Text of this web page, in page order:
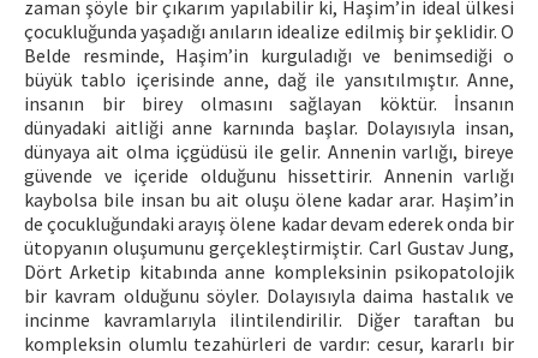
zaman şöyle bir çıkarım yapılabilir ki, Haşim’in ideal ülkesi
çocukluğunda yaşadığı anıların idealize edilmiş bir şeklidir. O
Belde resminde, Haşim’in kurguladığı ve benimsediği o
büyük tablo içerisinde anne, dağ ile yansıtılmıştır. Anne,
insanın bir birey olmasını sağlayan köktür. İnsanın
dünyadaki aitliği anne karnında başlar. Dolayısıyla insan,
dünyaya ait olma içgüdüsü ile gelir. Annenin varlığı, bireye
güvende ve içeride olduğunu hissettirir. Annenin varlığı
kaybolsa bile insan bu ait oluşu ölene kadar arar. Haşim’in
de çocukluğundaki arayış ölene kadar devam ederek onda bir
ütopyanın oluşumunu gerçekleştirmiştir. Carl Gustav Jung,
Dört Arketip kitabında anne kompleksinin psikopatolojik
bir kavram olduğunu söyler. Dolayısıyla daima hastalık ve
incinme kavramlarıyla ilintilendirilir. Diğer taraftan bu
kompleksin olumlu tezahürleri de vardır: cesur, kararlı bir